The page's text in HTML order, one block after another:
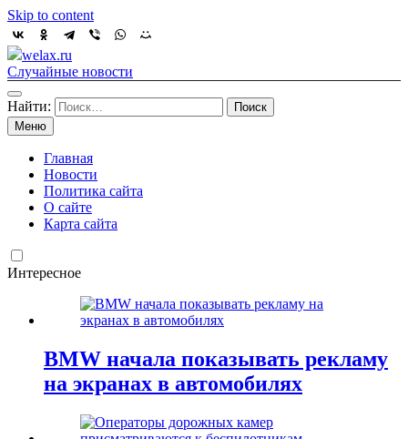
Skip to content
welax.ru
Случайные новости
Найти:
Меню
Главная
Новости
Политика сайта
О сайте
Карта сайта
Интересное
BMW начала показывать рекламу
на экранах в автомобилях